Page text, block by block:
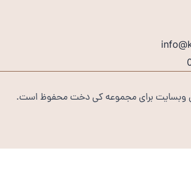
وبسایت برای مجموعه کی دخت محفوظ است.